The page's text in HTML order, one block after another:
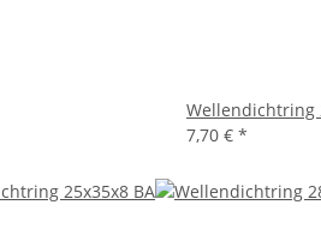
Wellendichtring
7,70 € *